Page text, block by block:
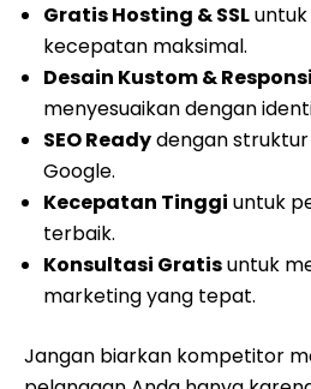
Gratis Hosting & SSL
kecepatan maksimal.
Desain Kustom &
menyesuaikan dengan
SEO Readydengan
Google.
Kecepatan Tinggi untuk
terbaik.
Konsultasi Gratisuntuk
marketing yang tepat.
Jangan biarkan kompetitor